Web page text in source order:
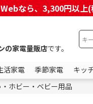
なら、3,300円以上
の家電量販店です。
活家電 季節家電 キッ
ホビー・ベビー用品